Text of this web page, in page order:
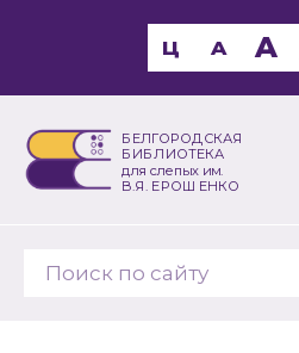
БЕЛГОРОДСКАЯ
БИБЛИОТЕКА
для слепых им.
В.Я. ЕРОШЕНКО
Ц A A